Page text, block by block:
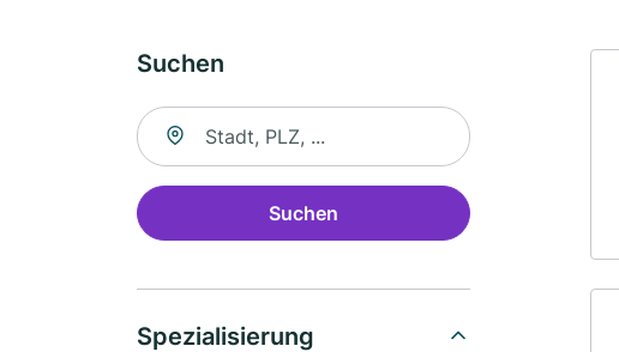
Suchen
Suche nach Ort
Suchen
Spezialisierung